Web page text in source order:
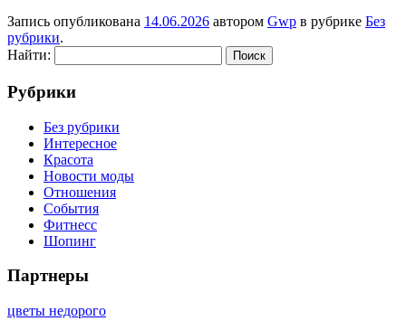
Запись опубликована 14.06.2026 автором Gwp в рубрике Без
рубрики.
Найти:
Рубрики
Без рубрики
Интересное
Красота
Новости моды
Отношения
События
Фитнесс
Шопинг
Партнеры
цветы недорого